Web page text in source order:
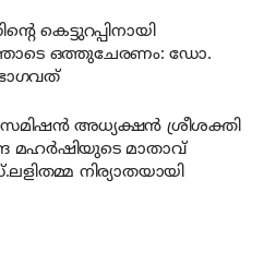
കെട്ടുറപ്പിനായി
ഒത്തുചേരണം: ഡോ.
അധ്യക്ഷന്‍ ശ്രീശക്തി
മഹര്‍ഷിയുടെ മാതാവ്
നിര്യാതയായി